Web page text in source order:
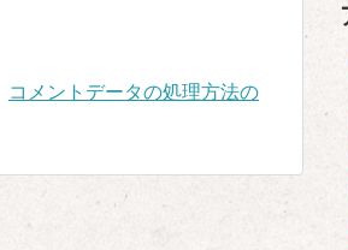
コメントデータの処理方法の